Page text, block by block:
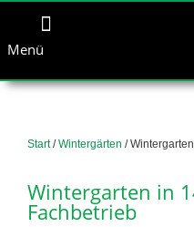
Menü
Start/Wintergärten /
Wintergarten in
Fachbetrieb